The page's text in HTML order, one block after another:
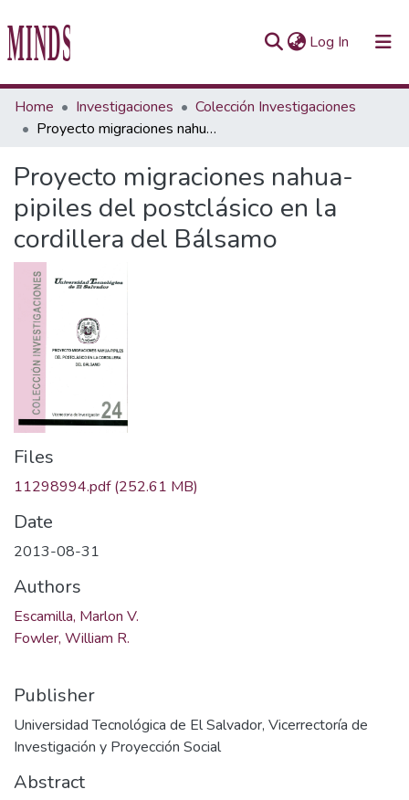
Log In (current)
Communities & Collections
All of Repository UTEC
Statistics
Home Investigaciones
Colección Investigaciones
Proyecto migraciones nahua-pipiles del postclásico en la cordillera del Bálsamo
Proyecto migraciones nahua-
pipiles del postclásico en la
cordillera del Bálsamo
Files
11298994.pdf(252.61 MB)
Date
2013-08-31
Authors
Escamilla, Marlon V.
Fowler, William R.
Publisher
Universidad Tecnológica de El Salvador, Vicerrectoría de
Investigación y Proyección Social
Abstract